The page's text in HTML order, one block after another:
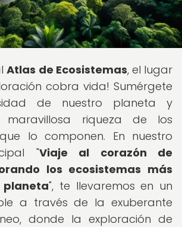
Atlas de Ecosistemas, el lugar
cobra vida! Sumérgete
de nuestro planeta y
riqueza de los
lo componen. En nuestro
"Viaje al corazón de
los ecosistemas más
planeta", te llevaremos en un
a través de la exuberante
donde la exploración de